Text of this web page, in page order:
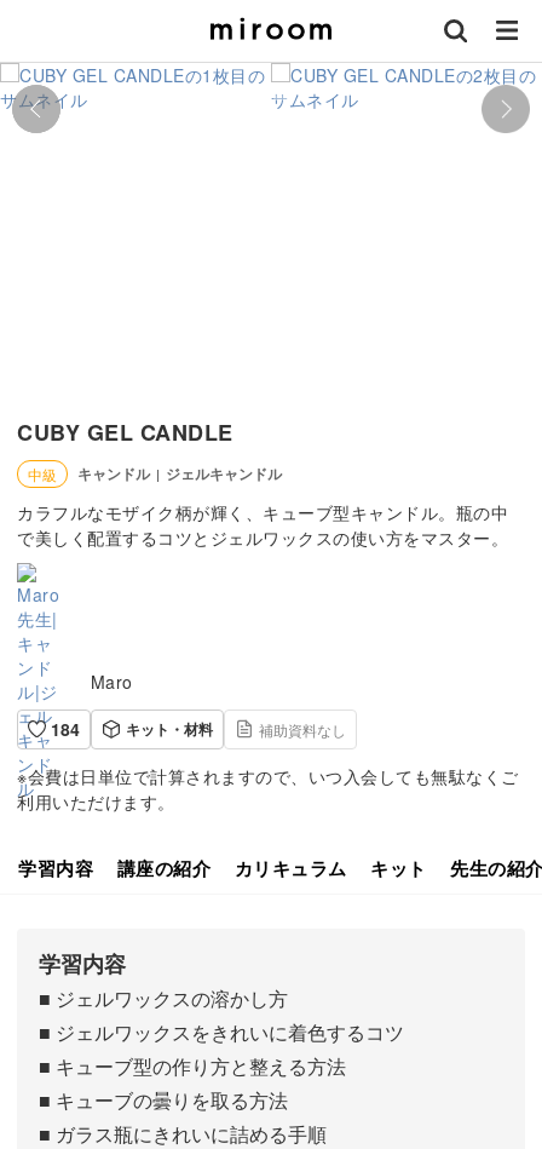
CUBY GEL CANDLE
中級 キャンドル | ジェルキャンドル
カラフルなモザイク柄が輝く、キューブ型キャンドル。瓶の中
で美しく配置するコツとジェルワックスの使い方をマスター。
Maro
184
キット・材料 補助資料なし
※会費は日単位で計算されますので、いつ入会しても無駄なくご
利用いただけます。
学習内容 講座の紹介 カリキュラム キット 先生の紹
学習内容
■ ジェルワックスの溶かし方
■ ジェルワックスをきれいに着色するコツ
■ キューブ型の作り方と整える方法
■ キューブの曇りを取る方法
■ ガラス瓶にきれいに詰める手順